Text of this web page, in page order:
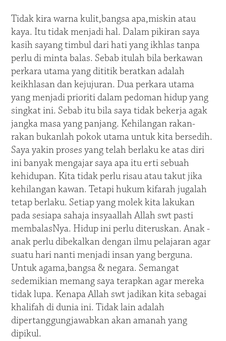
Tidak kira warna kulit,bangsa apa,miskin atau
kaya. Itu tidak menjadi hal. Dalam pikiran saya
kasih sayang timbul dari hati yang ikhlas tanpa
perlu di minta balas. Sebab itulah bila berkawan
perkara utama yang dititik beratkan adalah
keikhlasan dan kejujuran. Dua perkara utama
yang menjadi prioriti dalam pedoman hidup yang
singkat ini. Sebab itu bila saya tidak bekerja agak
jangka masa yang panjang. Kehilangan rakan-
rakan bukanlah pokok utama untuk kita bersedih.
Saya yakin proses yang telah berlaku ke atas diri
ini banyak mengajar saya apa itu erti sebuah
kehidupan. Kita tidak perlu risau atau takut jika
kehilangan kawan. Tetapi hukum kifarah jugalah
tetap berlaku. Setiap yang molek kita lakukan
pada sesiapa sahaja insyaallah Allah swt pasti
membalasNya. Hidup ini perlu diteruskan. Anak -
anak perlu dibekalkan dengan ilmu pelajaran agar
suatu hari nanti menjadi insan yang berguna.
Untuk agama,bangsa & negara. Semangat
sedemikian memang saya terapkan agar mereka
tidak lupa. Kenapa Allah swt jadikan kita sebagai
khalifah di dunia ini. Tidak lain adalah
dipertanggungjawabkan akan amanah yang
dipikul.